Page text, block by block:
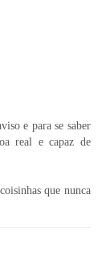
e para se saber
real e capaz de
que nunca